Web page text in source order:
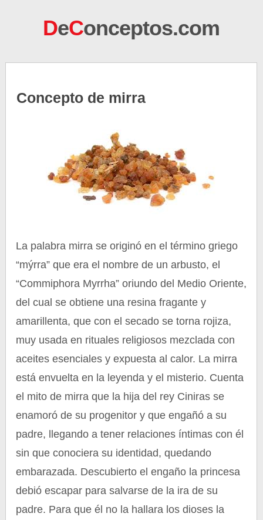
DeConceptos.com
Concepto de mirra
La palabra mirra se originó en el término griego
“mýrra” que era el nombre de un arbusto, el
“Commiphora Myrrha” oriundo del Medio Oriente,
del cual se obtiene una resina fragante y
amarillenta, que con el secado se torna rojiza,
muy usada en rituales religiosos mezclada con
aceites esenciales y expuesta al calor. La mirra
está envuelta en la leyenda y el misterio. Cuenta
el mito de mirra que la hija del rey Ciniras se
enamoró de su progenitor y que engañó a su
padre, llegando a tener relaciones íntimas con él
sin que conociera su identidad, quedando
embarazada. Descubierto el engaño la princesa
debió escapar para salvarse de la ira de su
padre. Para que él no la hallara los dioses la